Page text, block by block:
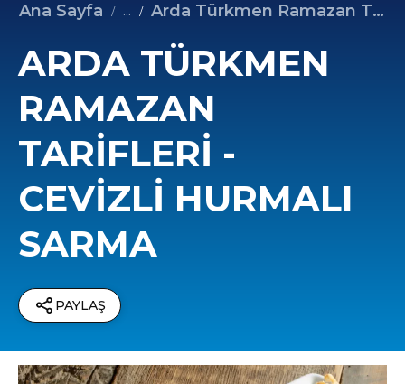
Ana Sayfa ... Arda Türkmen Ramazan Tarifleri - Cevizli Hurmalı Sarma
ARDA TÜRKMEN
RAMAZAN
TARIFLERI -
CEVIZLI HURMALI
SARMA
PAYLAŞ